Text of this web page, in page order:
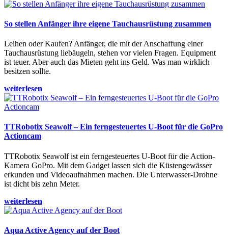
So stellen Anfänger ihre eigene Tauchausrüstung zusammen
Leihen oder Kaufen? Anfänger, die mit der Anschaffung einer
Tauchausrüstung liebäugeln, stehen vor vielen Fragen. Equipment
ist teuer. Aber auch das Mieten geht ins Geld. Was man wirklich
besitzen sollte.
weiterlesen
TTRobotix Seawolf – Ein ferngesteuertes U-Boot für die GoPro
Actioncam
TTRobotix Seawolf ist ein ferngesteuertes U-Boot für die Action-
Kamera GoPro. Mit dem Gadget lassen sich die Küstengewässer
erkunden und Videoaufnahmen machen. Die Unterwasser-Drohne
ist dicht bis zehn Meter.
weiterlesen
Aqua Active Agency auf der Boot